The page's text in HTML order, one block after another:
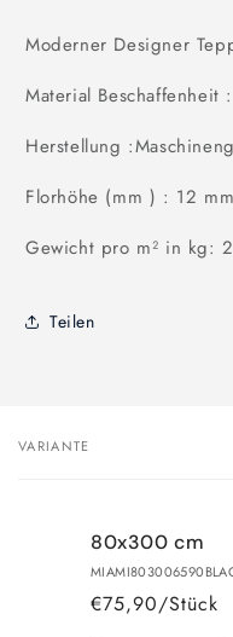
Moderner Designer
Material Beschaffenheit
Herstellung
Florhöhe (mm ) : 12 mm
Gewicht pro m² in kg:
Teilen
Dein
VARIANTE
80x300 cm
€75,90/Stück